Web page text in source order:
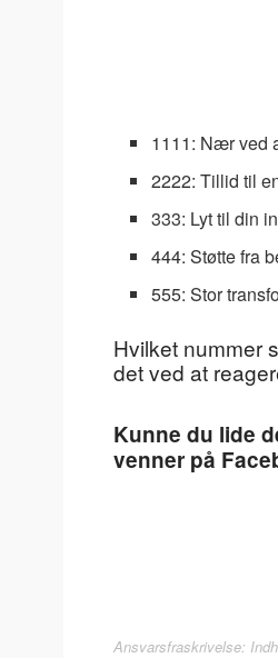
1111: Nær ved
2222: Tillid til
333: Lyt til din
444: Støtte fra
555: Stor
Hvilket nummer
det ved at
Kunne du lide
venner på
Ansvarsfraskrivelse: